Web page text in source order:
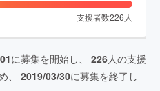
支援者数226 人
に募集を開始し、 226人の支援
、 2019/03/30に募集を終了し